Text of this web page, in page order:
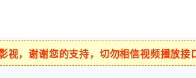
，谢谢您的支持，切勿相信视频播放接